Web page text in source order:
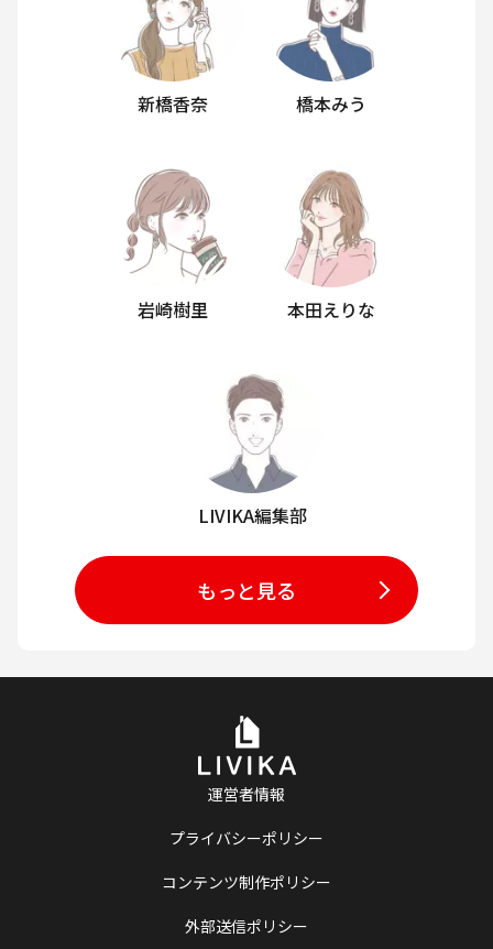
新橋香奈 橋本みう
岩崎樹里 本田えりな
LIVIKA編集部
もっと見る
運営者情報
プライバシーポリシー
コンテンツ制作ポリシー
外部送信ポリシー